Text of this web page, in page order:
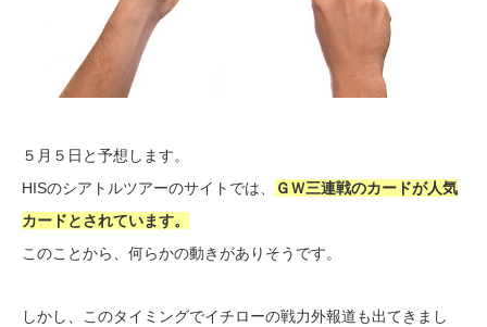
５月５日と予想します。
HISのシアトルツアーのサイトでは、
ＧＷ三連戦のカードが人気
カードとされています。
このことから、何らかの動きがありそうです。
しかし、このタイミングでイチローの戦力外報道も出てきまし